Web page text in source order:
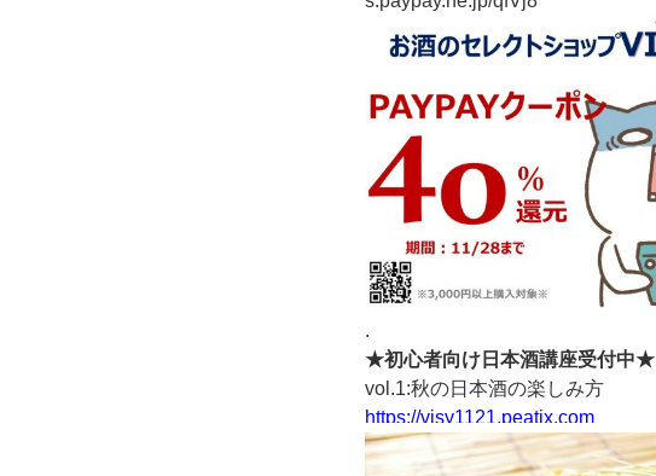
.
★初心者向け日本酒講座受付中★
vol.1:秋の日本酒の楽しみ方
https://visy1121.peatix.com